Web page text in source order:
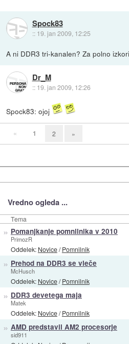
Spock83
:: 19. jan 2009, 12:25
A ni DDR3 tri-kanalen? Za polno
Dr_M
:: 19. jan 2009, 12:26
Spock83: ojoj
« 1 2 »
Vredno ogleda ...
Tema
» Pomanjkanje pomnilnika v 2010
PrimozR
Oddelek: Novice/Pomnilnik
» Prehod na DDR3 se vleče
McHusch
Oddelek: Novice/Pomnilnik
» DDR3 devetega maja
Matek
Oddelek: Novice/Pomnilnik
» AMD predstavil AM2 procesorje
sid911